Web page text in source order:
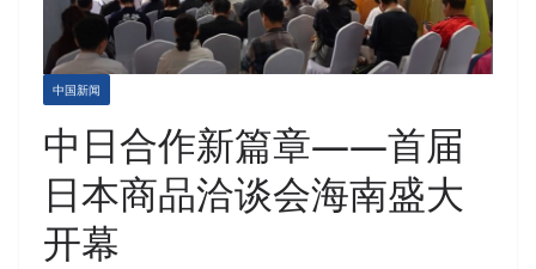
中国新闻
中日合作新篇章——首届
日本商品洽谈会海南盛大
开幕